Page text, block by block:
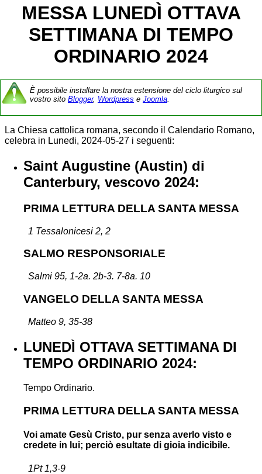
MESSA LUNEDÌ OTTAVA
SETTIMANA DI TEMPO
ORDINARIO 2024
È possibile installare la nostra estensione del ciclo liturgico sul
vostro sito Blogger, Wordpress e Joomla.
La Chiesa cattolica romana, secondo il Calendario Romano,
celebra in Lunedi, 2024-05-27 i seguenti:
Saint Augustine (Austin) di
Canterbury, vescovo 2024:
PRIMA LETTURA DELLA SANTA MESSA
1 Tessalonicesi 2, 2
SALMO RESPONSORIALE
Salmi 95, 1-2a. 2b-3. 7-8a. 10
VANGELO DELLA SANTA MESSA
Matteo 9, 35-38
LUNEDÌ OTTAVA SETTIMANA DI
TEMPO ORDINARIO 2024:
Tempo Ordinario.
PRIMA LETTURA DELLA SANTA MESSA
Voi amate Gesù Cristo, pur senza averlo visto e
credete in lui; perciò esultate di gioia indicibile.
1Pt 1,3-9